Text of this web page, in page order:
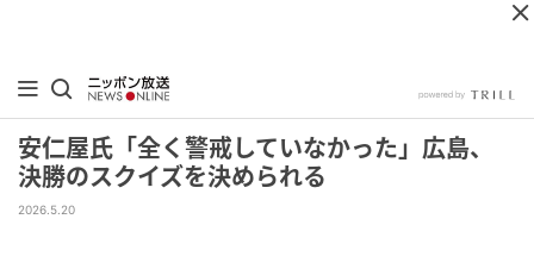
安仁屋氏「全く警戒していなかった」広島、
決勝のスクイズを決められる
2026.5.20